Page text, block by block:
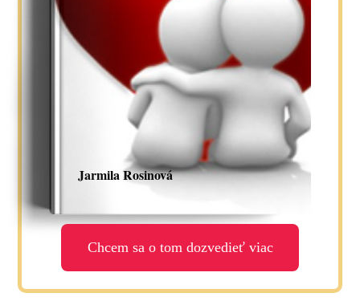
Jarmila Rosinová
Chcem sa o tom dozvedieť viac